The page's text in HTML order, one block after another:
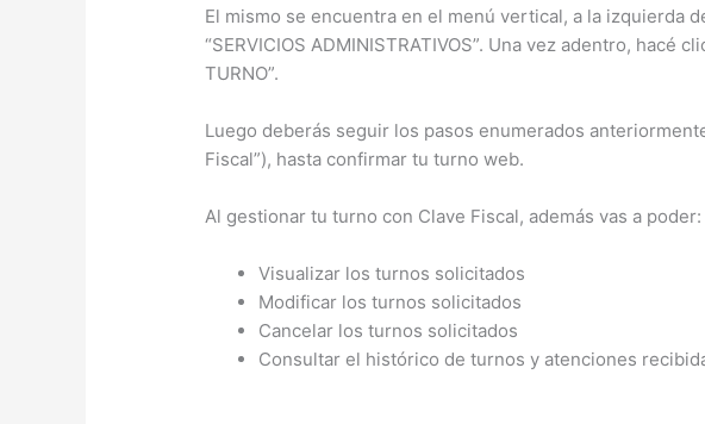
El mismo se encuentra en el menú vertical, a la izquierda
“SERVICIOS ADMINISTRATIVOS”. Una vez adentro, hacé
TURNO”.
Luego deberás seguir los pasos enumerados
Fiscal”), hasta confirmar tu turno web.
Al gestionar tu turno con Clave Fiscal, además vas a poder:
Visualizar los turnos solicitados
Modificar los turnos solicitados
Cancelar los turnos solicitados
Consultar el histórico de turnos y atenciones